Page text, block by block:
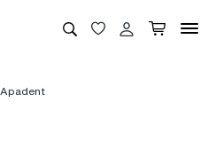
Apadent